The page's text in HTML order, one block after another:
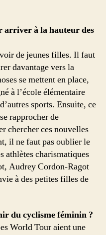
arriver à la hauteur des
de jeunes filles. Il faut
davantage vers la
se mettent en place,
à l’école élémentaire
sports. Ensuite, ce
rapprocher de
chercher ces nouvelles
il ne faut pas oublier le
athlètes charismatiques
Audrey Cordon-Ragot
à des petites filles de
du cyclisme féminin ?
World Tour aient une